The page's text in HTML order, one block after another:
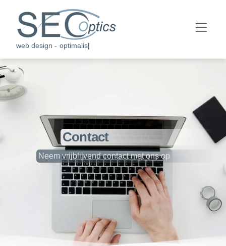
web design - optimalisa
Contact
Neem vrijblijvend contact met ons op